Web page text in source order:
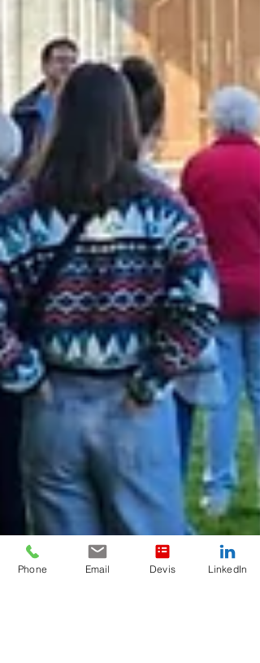
Phone Email Devis LinkedIn